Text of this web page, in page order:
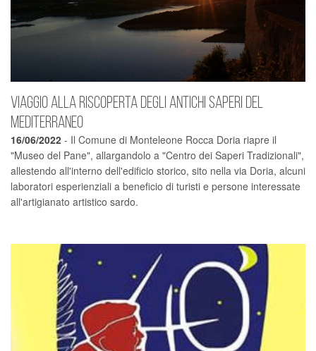
Viaggio alla riscoperta degli antichi saperi del
Mediterraneo
16/06/2022 - Il Comune di Monteleone Rocca Doria riapre il
"Museo del Pane", allargandolo a "Centro dei Saperi Tradizionali",
allestendo all'interno dell'edificio storico, sito nella via Doria, alcuni
laboratori esperienziali a beneficio di turisti e persone interessate
all'artigianato artistico sardo.